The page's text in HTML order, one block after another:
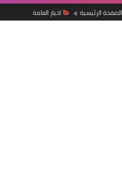
الصفحة الرئيسية اخبار العامة